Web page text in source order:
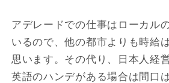
アデレードでの仕事はローカル
いるので、他の都市よりも時給
思います。その代り、日本人経
英語のハンデがある場合は間口